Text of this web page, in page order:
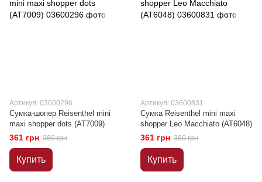
Артикул: 03600296
Сумка-шопер Reisenthel mini
maxi shopper dots (AT7009)
361 грн 380 грн
Купить
Артикул: 03600831
Сумка Reisenthel mini maxi
shopper Leo Macchiato (AT6048)
361 грн 380 грн
Купить